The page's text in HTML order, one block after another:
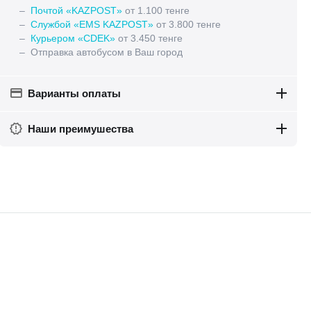
– Почтой «KAZPOST» от 1.100 тенге
– Службой «EMS KAZPOST» от 3.800 тенге
– Курьером «CDEK» от 3.450 тенге
– Отправка автобусом в Ваш город
Варианты оплаты
Наши преимушества